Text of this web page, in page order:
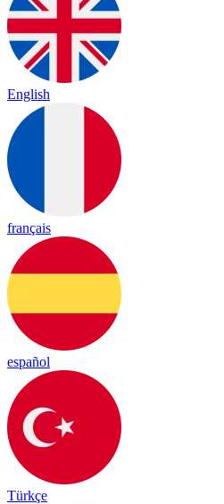
English
français
español
Türkçe